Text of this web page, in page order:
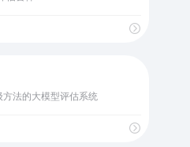
法的大模型评估系统